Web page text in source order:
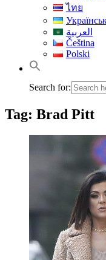
ไทย
العربية
Čeština
Polski
Search for:
Tag: Brad Pitt